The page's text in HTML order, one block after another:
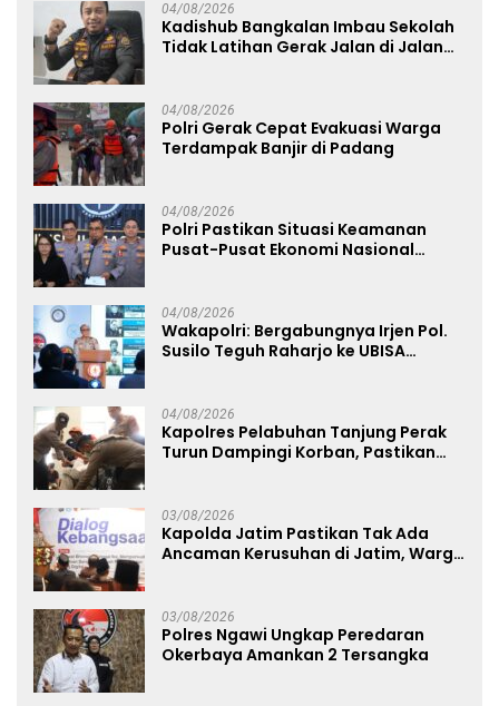
04/08/2026
Kadishub Bangkalan Imbau Sekolah
Tidak Latihan Gerak Jalan di Jalan
04/08/2026
Polri Gerak Cepat Evakuasi Warga
Terdampak Banjir di Padang
04/08/2026
Polri Pastikan Situasi Keamanan
Pusat-Pusat Ekonomi Nasional
04/08/2026
Wakapolri: Bergabungnya Irjen Pol.
Susilo Teguh Raharjo ke UBISA
04/08/2026
Kapolres Pelabuhan Tanjung Perak
Turun Dampingi Korban, Pastikan
03/08/2026
Kapolda Jatim Pastikan Tak Ada
Ancaman Kerusuhan di Jatim, Warga
03/08/2026
Polres Ngawi Ungkap Peredaran
Okerbaya Amankan 2 Tersangka